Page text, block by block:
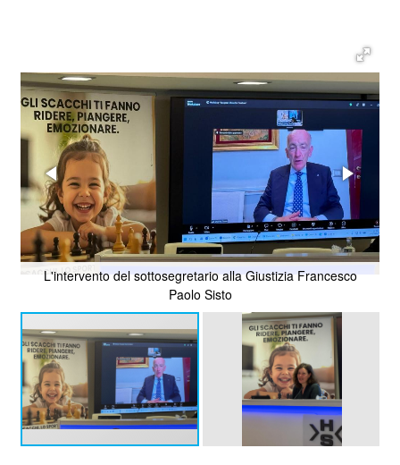
L'intervento del sottosegretario alla Giustizia Francesco
Paolo Sisto